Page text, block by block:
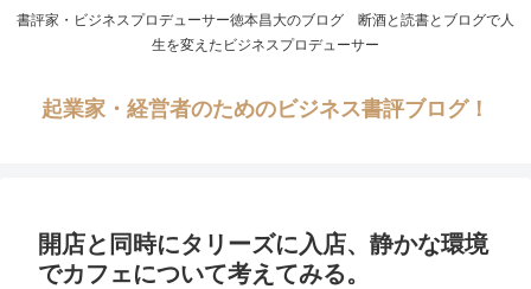
書評家・ビジネスプロデューサー徳本昌大のブログ 断酒と読書とブログで人
生を変えたビジネスプロデューサー
起業家・経営者のためのビジネス書評ブログ！
開店と同時にタリーズに入店、静かな環境
でカフェについて考えてみる。